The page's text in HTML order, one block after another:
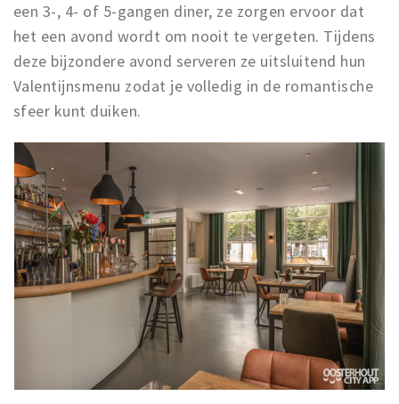
een 3-, 4- of 5-gangen diner, ze zorgen ervoor dat
het een avond wordt om nooit te vergeten. Tijdens
deze bijzondere avond serveren ze uitsluitend hun
Valentijnsmenu zodat je volledig in de romantische
sfeer kunt duiken.